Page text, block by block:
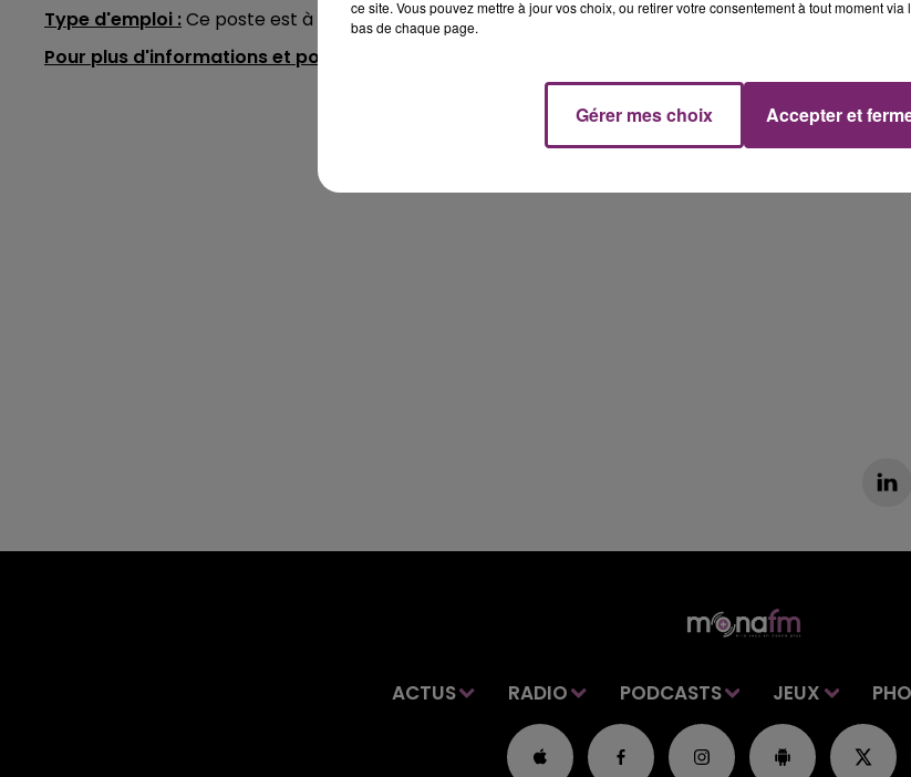
Type d'emploi :Ce poste est à pouvoir dès maintenant en CDI - 37.5 heures par semaine.
Pour plus d'informations et postuler :
ACTUS RADIO PODCASTS JEUX
ce site. Vous pouvez mettre à jour vos choix, ou retirer votre consentement à tout moment
bas de chaque page.
Gérer mes choix Accepter et